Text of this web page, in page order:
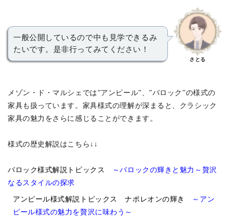
一般公開しているので中も見学できるみ
たいです。是非行ってみてください！
さとる
メゾン・ド・マルシェでは”アンピール”、”バロック”の様式の
家具も扱っています。家具様式の理解が深まると、クラシック
家具の魅力をさらに感じることができます。
様式の歴史解説はこちら↓↓
バロック様式解説トピックス
～バロックの輝きと魅力～贅沢
なるスタイルの探求
アンピール様式解説トピックス ナポレオンの輝き
～アン
ピール様式の魅力を贅沢に味わう～